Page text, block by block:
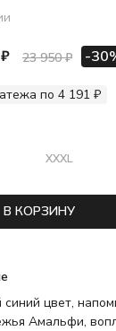
23 950 ₽ -
по 4 191 ₽
XXXL
В КОРЗИНУ
синий цвет,
Амальфи,